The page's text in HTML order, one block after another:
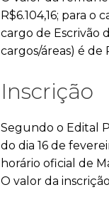
R$6.104,16; para
cargo de Escrivão
cargos/áreas) é de
Inscrição
Segundo o Edital
do dia 16 de
horário oficial de
O valor da